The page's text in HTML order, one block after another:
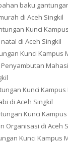
baku
di Aceh Singkil
Kunci
di Aceh Singkil
Kunci Kampus
Kunci
di Aceh Singkil
Kunci
Organisasi di Aceh
Kunci Kampus